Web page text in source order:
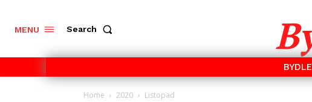
MENU Search
Home 2020 Listopad